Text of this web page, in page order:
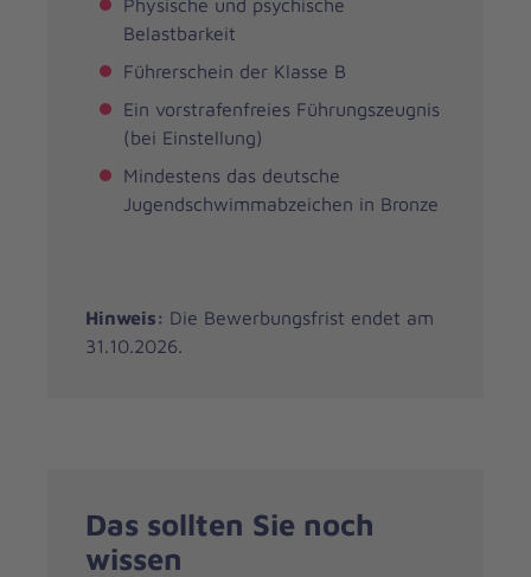
Physische und psychische
Belastbarkeit
Führerschein der Klasse B
Ein vorstrafenfreies Führungszeugnis
(bei Einstellung)
Mindestens das deutsche
Jugendschwimmabzeichen in Bronze
Hinweis: Die Bewerbungsfrist endet am
31.10.2026.
Das sollten Sie noch
wissen